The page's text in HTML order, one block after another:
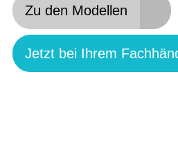
Zu den Modellen
Jetzt bei Ihrem